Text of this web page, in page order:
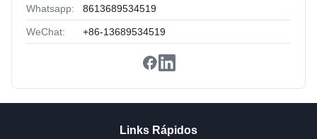
Whatsapp: 8613689534519
WeChat: +86-13689534519
Links Rápidos